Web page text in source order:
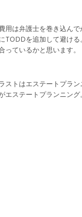
用は弁護士を巻き込ん
TODDを追加して避け
っているかと思います。
ストはエステートプラ
エステートプランニング。